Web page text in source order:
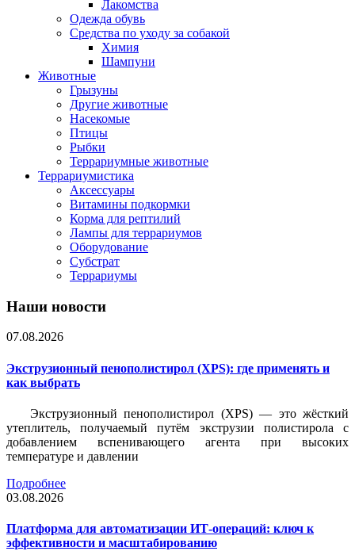
Лакомства
Одежда обувь
Средства по уходу за собакой
Химия
Шампуни
Животные
Грызуны
Другие животные
Насекомые
Птицы
Рыбки
Террариумные животные
Террариумистика
Аксессуары
Витамины подкормки
Корма для рептилий
Лампы для террариумов
Оборудование
Субстрат
Террариумы
Наши новости
07.08.2026
Экструзионный пенополистирол (XPS): где применять и
как выбрать
Экструзионный пенополистирол (XPS) — это жёсткий
утеплитель, получаемый путём экструзии полистирола с
добавлением вспенивающего агента при высоких
температуре и давлении
Подробнее
03.08.2026
Платформа для автоматизации ИТ-операций: ключ к
эффективности и масштабированию